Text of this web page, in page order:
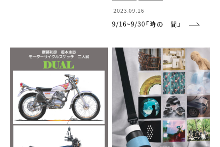
2023.09.16
9/16~9/30「時の 間」